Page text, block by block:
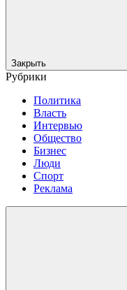
Закрыть
Рубрики
Политика
Власть
Интервью
Общество
Бизнес
Люди
Спорт
Реклама